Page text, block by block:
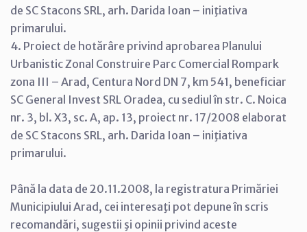
de SC Stacons SRL, arh. Darida Ioan – iniţiativa
primarului.
4. Proiect de hotărâre privind aprobarea Planului
Urbanistic Zonal Construire Parc Comercial Rompark
zona III – Arad, Centura Nord DN 7, km 541, beneficiar
SC General Invest SRL Oradea, cu sediul în str. C. Noica
nr. 3, bl. X3, sc. A, ap. 13, proiect nr. 17/2008 elaborat
de SC Stacons SRL, arh. Darida Ioan – iniţiativa
primarului.
Până la data de 20.11.2008, la registratura Primăriei
Municipiului Arad, cei interesaţi pot depune în scris
recomandări, sugestii şi opinii privind aceste